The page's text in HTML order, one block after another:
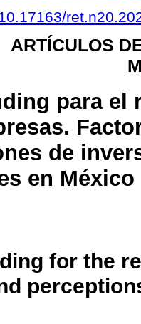
ARTÍCULOS
para el
de
en México
for the